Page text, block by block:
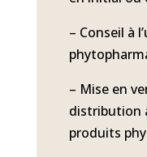
– Conseil à
– Mise en
distribution
produits